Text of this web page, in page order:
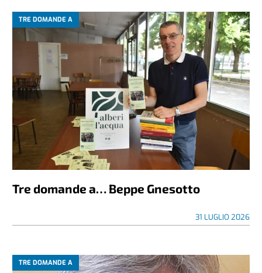
TRE DOMANDE A
Tre domande a… Beppe Gnesotto
31 LUGLIO 2026
TRE DOMANDE A